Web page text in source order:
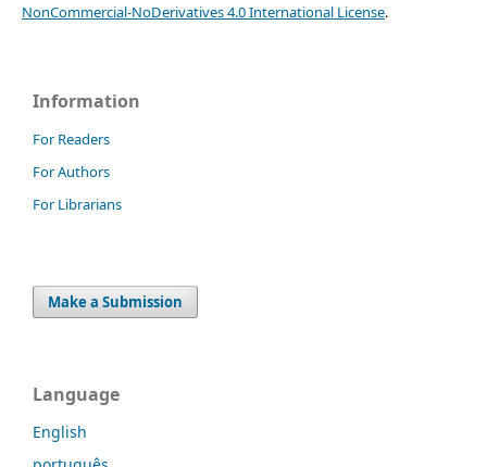
NonCommercial-NoDerivatives 4.0 International License.
Information
For Readers
For Authors
For Librarians
Make a Submission
Language
English